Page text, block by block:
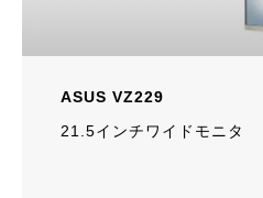
ASUS VZ229
21.5インチワイドモニタ